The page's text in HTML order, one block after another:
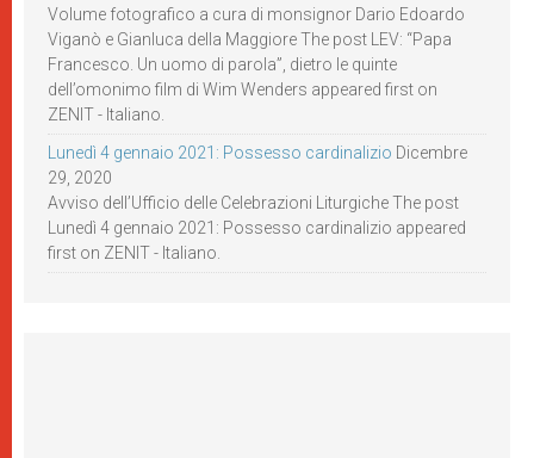
Volume fotografico a cura di monsignor Dario Edoardo
Viganò e Gianluca della Maggiore The post LEV: “Papa
Francesco. Un uomo di parola”, dietro le quinte
dell’omonimo film di Wim Wenders appeared first on
ZENIT - Italiano.
Lunedì 4 gennaio 2021: Possesso cardinalizio Dicembre
29, 2020
Avviso dell’Ufficio delle Celebrazioni Liturgiche The post
Lunedì 4 gennaio 2021: Possesso cardinalizio appeared
first on ZENIT - Italiano.